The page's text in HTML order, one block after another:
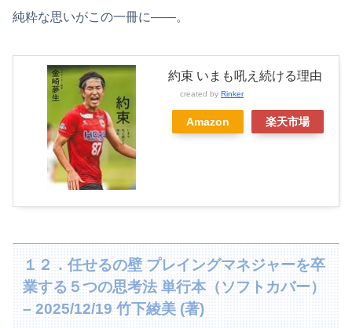
純粋な思いがこの一冊に――。
約束 いまも吼え続ける理由
created by Rinker
Amazon 楽天市場
１２．任せるの壁 プレイングマネジャーを卒
業する５つの思考法 単行本（ソフトカバー）
– 2025/12/19 竹下綾美 (著)